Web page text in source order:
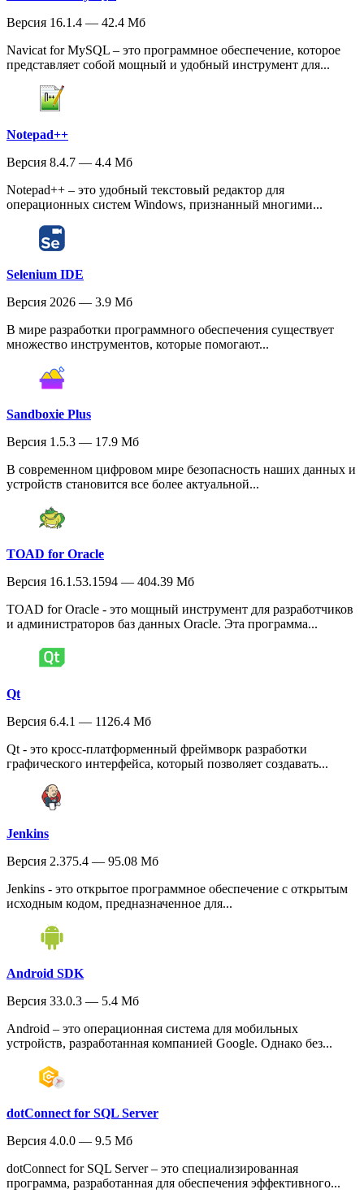
Версия 16.1.4 — 42.4 Мб
Navicat for MySQL – это программное обеспечение, которое
представляет собой мощный и удобный инструмент для...
Notepad++
Версия 8.4.7 — 4.4 Мб
Notepad++ – это удобный текстовый редактор для
операционных систем Windows, признанный многими...
Selenium IDE
Версия 2026 — 3.9 Мб
В мире разработки программного обеспечения существует
множество инструментов, которые помогают...
Sandboxie Plus
Версия 1.5.3 — 17.9 Мб
В современном цифровом мире безопасность наших данных и
устройств становится все более актуальной...
TOAD for Oracle
Версия 16.1.53.1594 — 404.39 Мб
TOAD for Oracle - это мощный инструмент для разработчиков
и администраторов баз данных Oracle. Эта программа...
Qt
Версия 6.4.1 — 1126.4 Мб
Qt - это кросс-платформенный фреймворк разработки
графического интерфейса, который позволяет создавать...
Jenkins
Версия 2.375.4 — 95.08 Мб
Jenkins - это открытое программное обеспечение с открытым
исходным кодом, предназначенное для...
Android SDK
Версия 33.0.3 — 5.4 Мб
Android – это операционная система для мобильных
устройств, разработанная компанией Google. Однако без...
dotConnect for SQL Server
Версия 4.0.0 — 9.5 Мб
dotConnect for SQL Server – это специализированная
программа, разработанная для обеспечения эффективного...